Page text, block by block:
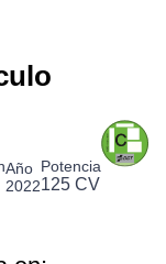
Año
2022
Potencia
125 CV